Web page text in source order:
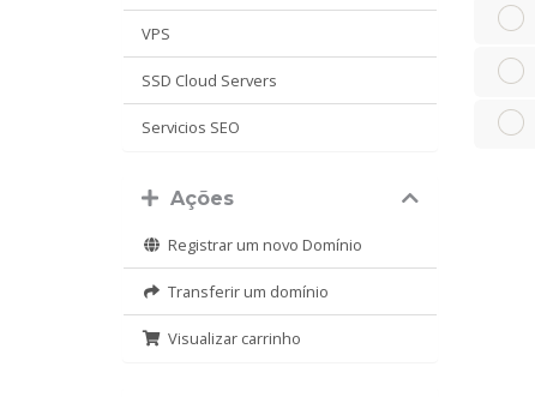
VPS
SSD Cloud Servers
Servicios SEO
Ações
Registrar um novo Domínio
Transferir um domínio
Visualizar carrinho